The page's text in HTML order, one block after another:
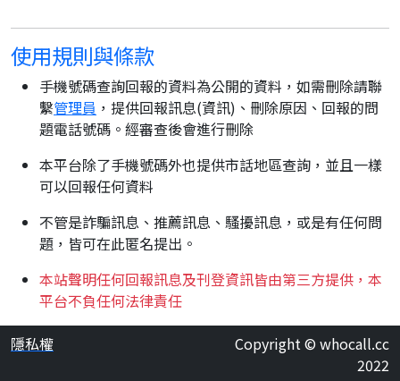
使用規則與條款
手機號碼查詢回報的資料為公開的資料，如需刪除請聯
繫管理員 ，提供回報訊息(資訊)、刪除原因、回報的問
題電話號碼。經審查後會進行刪除
本平台除了手機號碼外也提供市話地區查詢，並且一樣
可以回報任何資料
不管是詐騙訊息、推薦訊息、騷擾訊息，或是有任何問
題，皆可在此匿名提出。
本站聲明任何回報訊息及刊登資訊皆由第三方提供，本
平台不負任何法律責任
隱私權
Copyright © whocall.cc
2022